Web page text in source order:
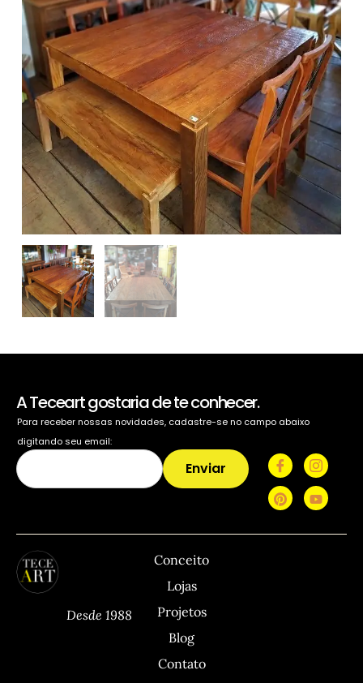
A Teceart gostaria de te conhecer.
Para receber nossas novidades, cadastre-se no campo abaixo
digitando seu email:
Enviar
Desde 1988
Conceito
Lojas
Projetos
Blog
Contato